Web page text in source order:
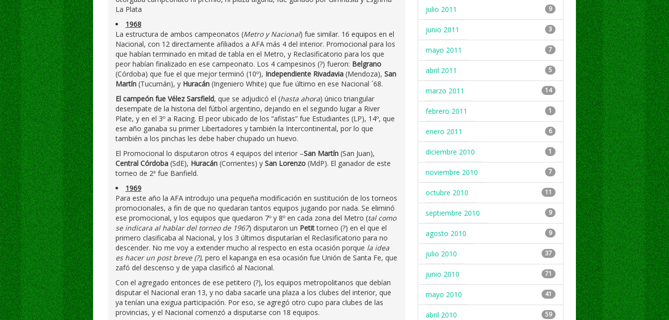
La Plata
1968
La estructura de ambos campeonatos (Metro y Nacional) fue similar. 16 equipos en el
Nacional, con 12 directamente afiliados a AFA más 4 del interior. Promocional para los
que habían terminado en mitad de tabla en el Metro, y Reclasificatorio para los que
peor habían finalizado en ese campeonato. Los 4 campesinos (?) fueron: Belgrano
(Córdoba) que fue el que mejor terminó (10º), Independiente Rivadavia (Mendoza), San
Martín (Tucumán), y Huracán (Ingeniero White) que fue último en ese Nacional ´68.
El campeón fue Vélez Sarsfield, que se adjudicó el (hasta ahora) único triangular
desempate de la historia del fútbol argentino, dejando en el segundo lugar a River
Plate, y en el 3º a Racing. El peor ubicado de los “afistas” fue Estudiantes (LP), 14º, que
ese año ganaba su primer Libertadores y también la Intercontinental, por lo que
también a los pinchas les debe haber chupado un huevo.
El Promocional lo disputaron otros 4 equipos del interior –San Martín (San Juan),
Central Córdoba (SdE), Huracán (Corrientes) y San Lorenzo (MdP). El ganador de este
torneo de 2ª fue Banfield.
1969
Para este año la AFA introdujo una pequeña modificación en sustitución de los torneos
promocionales, a fin de que no quedaran tantos equipos jugando por nada. Se eliminó
ese promocional, y los equipos que quedaron 7º y 8º en cada zona del Metro (tal como
se indicara al hablar del torneo de 1967) disputaron un Petittorneo (?) en el que el
primero clasificaba al Nacional, y los 3 últimos disputarían el Reclasificatorio para no
descender. No me voy a extender mucho al respecto en esta ocasión porque la idea
es hacer un post breve (?), pero el kapanga en esa ocasión fue Unión de Santa Fe, que
zafó del descenso y de yapa clasificó al Nacional.
Con el agregado entonces de ese petitero (?), los equipos metropolitanos que debían
disputar el Nacional eran 13, y no daba sacarle una plaza a los clubes del interior, que
ya tenían una exigua participación. Por eso, se agregó otro cupo para clubes de las
provincias, y el Nacional comenzó a disputarse con 18 equipos.
julio 2011 9
junio 2011 3
mayo 2011 7
abril 2011 5
marzo 2011 14
febrero 2011 1
enero 2011 6
diciembre 2010 1
noviembre 2010 7
octubre 2010 11
septiembre 2010 9
agosto 2010 9
julio 2010 37
junio 2010 71
mayo 2010 41
abril 2010 59